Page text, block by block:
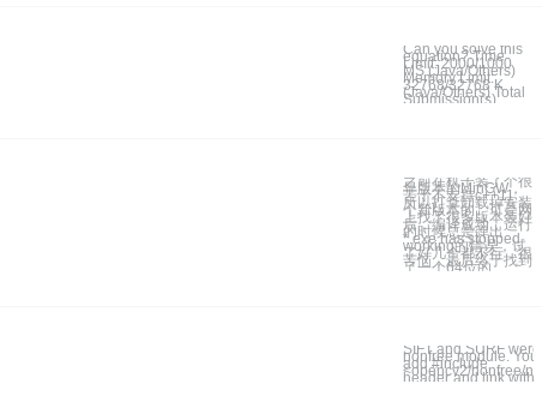
Can you solve this
equation? Time
Limit: 2000/1000
MS (Java/Others)
Memory Limit:
32768/32768 K
(Java/Others) Total
Submission(s)
之前在机子装了个很
早版本的MinGW，
苦于不支持c++11，
所以打算卸载掉安装
个新版本的。可是网
上找了很多版本装好
后，编译成功，运行
的时候总是弹出
*.exe has stopped
working的错误，试
了好几个都不行，很
苦恼，最后终于找到
了一个64位的
SIFT and SURF
nonfree module. You
add #include
<opencv2/nonfree/
header and link with